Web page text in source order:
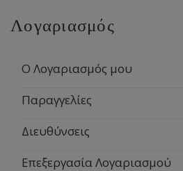
Λογαριασμός
Ο Λογαριασμός μου
Παραγγελίες
Διευθύνσεις
Επεξεργασία Λογαριασμού